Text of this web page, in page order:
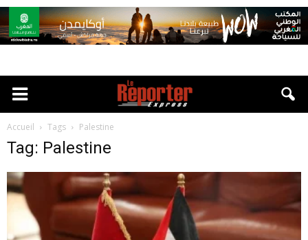
Accueil Tags Palestine
Tag: Palestine